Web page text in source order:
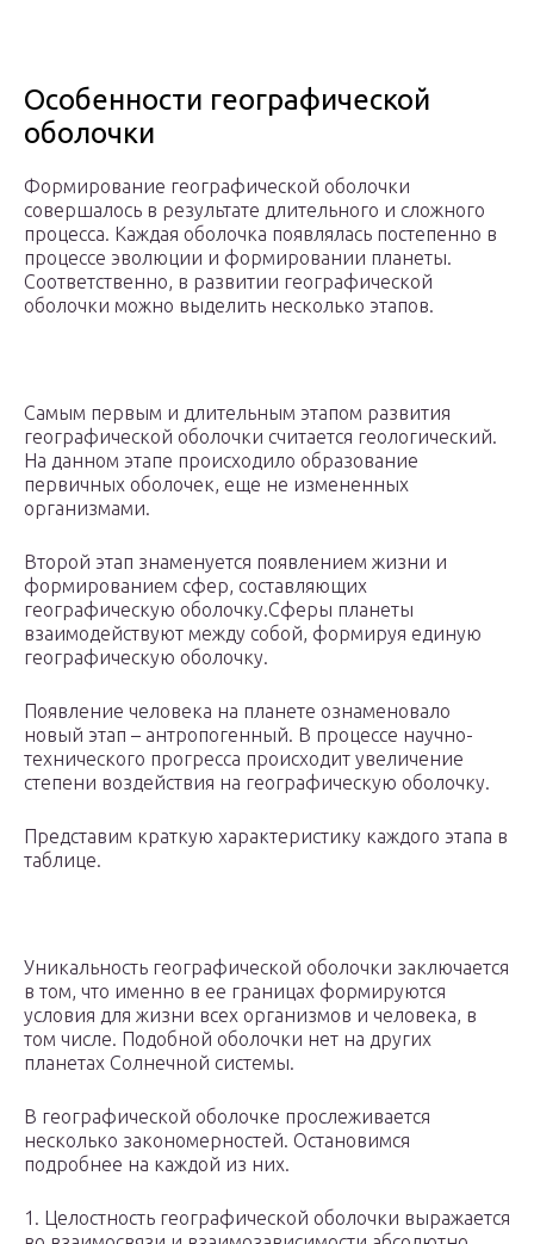
Особенности географической
оболочки
Формирование географической оболочки
совершалось в результате длительного и сложного
процесса. Каждая оболочка появлялась постепенно в
процессе эволюции и формировании планеты.
Соответственно, в развитии географической
оболочки можно выделить несколько этапов.
Самым первым и длительным этапом развития
географической оболочки считается геологический.
На данном этапе происходило образование
первичных оболочек, еще не измененных
организмами.
Второй этап знаменуется появлением жизни и
формированием сфер, составляющих
географическую оболочку.Сферы планеты
взаимодействуют между собой, формируя единую
географическую оболочку.
Появление человека на планете ознаменовало
новый этап – антропогенный. В процессе научно-
технического прогресса происходит увеличение
степени воздействия на географическую оболочку.
Представим краткую характеристику каждого этапа в
таблице.
Уникальность географической оболочки заключается
в том, что именно в ее границах формируются
условия для жизни всех организмов и человека, в
том числе. Подобной оболочки нет на других
планетах Солнечной системы.
В географической оболочке прослеживается
несколько закономерностей. Остановимся
подробнее на каждой из них.
1. Целостность географической оболочки выражается